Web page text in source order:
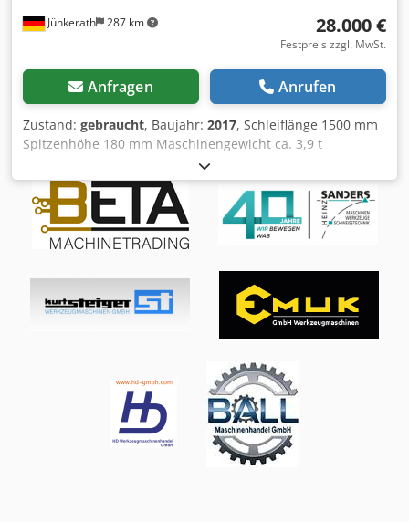
Jünkerath 287 km 28.000 €
Festpreis zzgl. MwSt.
Anfragen Anrufen
Zustand: gebraucht, Baujahr: 2017, Schleiflänge 1500 mm
Spitzenhöhe 180 mm Maschinengewicht ca. 3,9 t
Dsdpfxswm Rqgo Ahmock Raumbedarf ca. L: 4900 x 1650x
1800 m